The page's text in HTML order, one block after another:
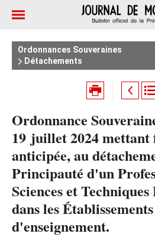
Ordonnances Souveraines
Détachements
Ordonnance
19 juillet 2024 mettant
anticipée, au
Principauté d'un
Sciences et
dans les Établissements
d'enseignement.